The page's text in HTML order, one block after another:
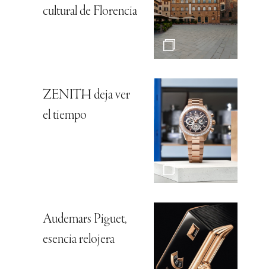
cultural de Florencia
ZENITH deja ver
el tiempo
Audemars Piguet,
esencia relojera